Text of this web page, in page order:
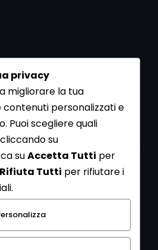
gratuita di archeologia realizzata
iscriviti alla nostra
l'utente dichiara di aver letto
e di acconsentire al trattamento
privacy
migliorare la tua
contenuti personalizzati e
Puoi scegliere quali
su
suAccetta Tutti per
Rifiuta Tutti per rifiutare i